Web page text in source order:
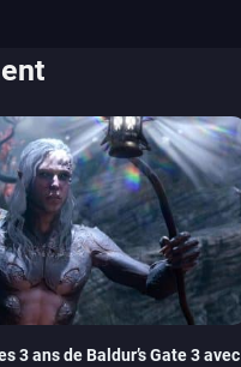
3 ans de Baldur’s Gate 3 avec